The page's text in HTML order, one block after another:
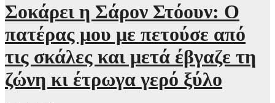
Σοκάρει η Σάρον Στόουν: Ο
πατέρας μου με πετούσε από
τις σκάλες και μετά έβγαζε τη
ζώνη κι έτρωγα γερό ξύλο